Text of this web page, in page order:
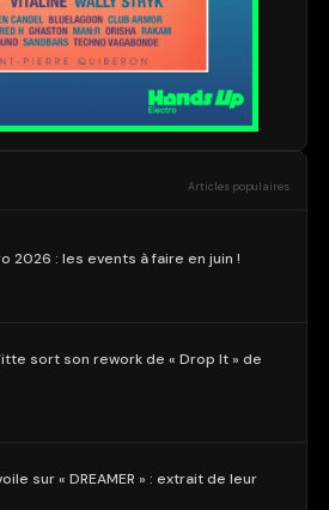
Articles populaires
2026 : les events à faire en juin !
sort son rework de « Drop It » de
sur « DREAMER » : extrait de leur